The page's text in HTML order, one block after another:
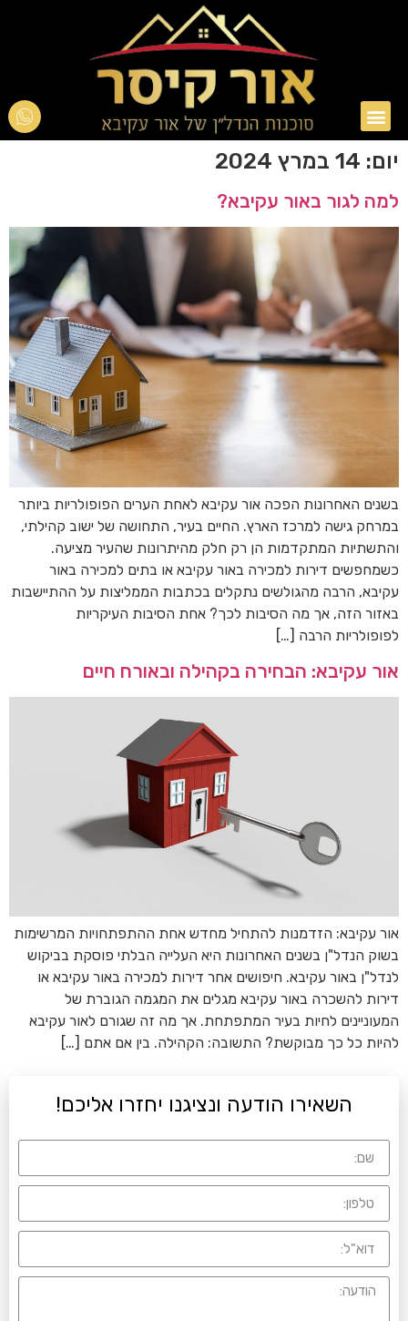
יום: 14 במרץ 2024
למה לגור באור עקיבא?
בשנים האחרונות הפכה אור עקיבא לאחת הערים הפופולריות ביותר
במרחק גישה למרכז הארץ. החיים בעיר, התחושה של ישוב קהילתי,
והתשתיות המתקדמות הן רק חלק מהיתרונות שהעיר מציעה.
כשמחפשים דירות למכירה באור עקיבא או בתים למכירה באור
עקיבא, הרבה מהגולשים נתקלים בכתבות הממליצות על ההתיישבות
באזור הזה, אך מה הסיבות לכך? אחת הסיבות העיקריות
לפופולריות הרבה […]
אור עקיבא: הבחירה בקהילה ובאורח חיים
אור עקיבא: הזדמנות להתחיל מחדש אחת ההתפתחויות המרשימות
בשוק הנדל"ן בשנים האחרונות היא העלייה הבלתי פוסקת בביקוש
לנדל"ן באור עקיבא. חיפושים אחר דירות למכירה באור עקיבא או
דירות להשכרה באור עקיבא מגלים את המגמה הגוברת של
המעוניינים לחיות בעיר המתפתחת. אך מה זה שגורם לאור עקיבא
להיות כל כך מבוקשת? התשובה: הקהילה. בין אם אתם […]
השאירו הודעה ונציגנו יחזרו אליכם!